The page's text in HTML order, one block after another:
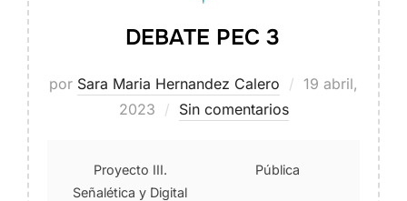
DEBATE PEC 3
por Sara Maria Hernandez Calero
Publicado
19 abril,
2023
Sin comentarios
Proyecto III.
Señalética y Digital
Pública